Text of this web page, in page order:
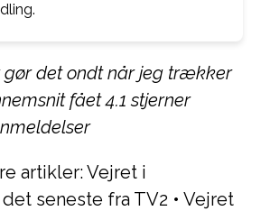
gør det ondt når jeg trækker
fået4.1 stjerner
artikler:Vejret i
seneste fra TV2 • Vejret